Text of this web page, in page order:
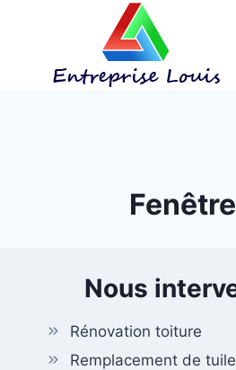
Nous
Rénovation toiture
Remplacement de